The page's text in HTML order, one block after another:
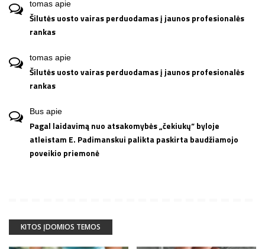
tomas apie
Šilutės uosto vairas perduodamas į jaunos profesionalės
rankas
tomas apie
Šilutės uosto vairas perduodamas į jaunos profesionalės
rankas
Bus apie
Pagal laidavimą nuo atsakomybės „čekiukų“ byloje
atleistam E. Padimanskui palikta paskirta baudžiamojo
poveikio priemonė
KITOS ĮDOMIOS TEMOS